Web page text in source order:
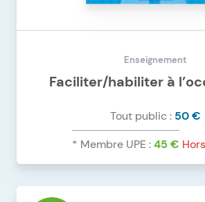
Enseignement
Faciliter/habiliter à
Tout public : 50 €
* Membre UPE :45 €